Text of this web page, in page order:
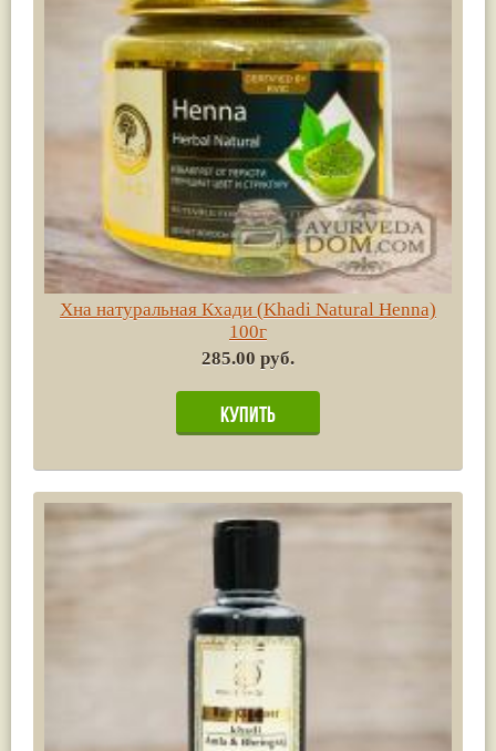
Хна натуральная Кхади (Khadi Natural Henna)
100г
285.00 руб.